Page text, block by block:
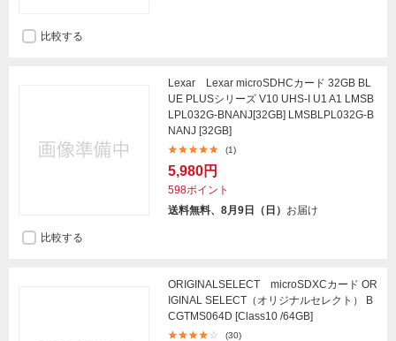
比較する
Lexar Lexar microSDHCカード 32GB BL
UE PLUSシリーズ V10 UHS-I U1 A1 LMSB
LPL032G-BNANJ[32GB] LMSBLPL032G-B
NANJ [32GB]
(1)
5,980円
598ポイント
送料無料、8月9日（日） お届け
比較する
ORIGINALSELECT microSDXCカード OR
IGINAL SELECT（オリジナルセレクト） B
CGTMS064D [Class10 /64GB]
(30)